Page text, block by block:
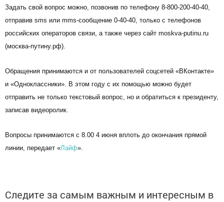
Задать свой вопрос можно, позвонив по телефону 8-800-200-40-40,
отправив sms или mms-сообщение 0-40-40, только с телефонов
российских операторов связи, а также через сайт moskva-putinu.ru
(москва-путину.рф).
Обращения принимаются и от пользователей соцсетей «ВКонтакте»
и «Одноклассники». В этом году с их помощью можно будет
отправить не только текстовый вопрос, но и обратиться к президенту,
записав видеоролик.
Вопросы принимаются с 8.00 4 июня вплоть до окончания прямой
линии, передает «Лайф».
Следите за самым важным и интересным в